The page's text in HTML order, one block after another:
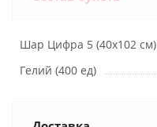
Шар Цифра 5 (40х102 см)
Гелий (400 ед)